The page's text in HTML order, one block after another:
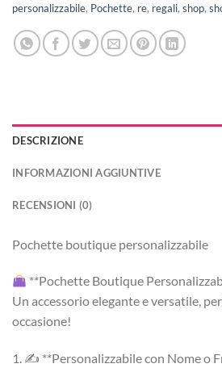
personalizzabile, Pochette, re, regali, shop,
DESCRIZIONE
INFORMAZIONI AGGIUNTIVE
RECENSIONI (0)
Pochette boutique personalizzabile
**Pochette Boutique
Un accessorio elegante e versatile,
occasione!
1. ✍️ **Personalizzabile con Nome o